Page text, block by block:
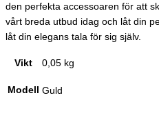
den perfekta accessoaren för att
vårt breda utbud idag och låt din
låt din elegans tala för sig själv.
Vikt 0,05 kg
Modell Guld